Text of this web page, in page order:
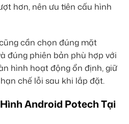
hơn, nên ưu tiên cấu hình
cần chọn đúng mặt
đúng phiên bản phù hợp với
hình hoạt động ổn định, giữ
chế lỗi sau khi lắp đặt.
Android Potech Tại